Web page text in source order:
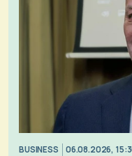
BUSINESS 06.08.2026,